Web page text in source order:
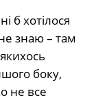
б хотілося
знаю – там
боку,
не все